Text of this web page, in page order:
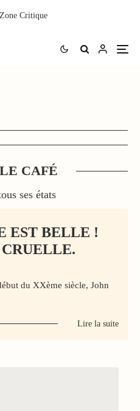
Zone Critique
CAFÉ
ses états
EST BELLE !
du XXème siècle, John
Lire la suite